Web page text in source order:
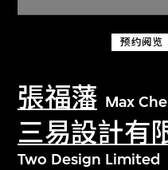
预约阅览
張福藩 Max
三易設計有
Two Design Limited
关于M+藏品
探索世界顶级的
文化藏品。